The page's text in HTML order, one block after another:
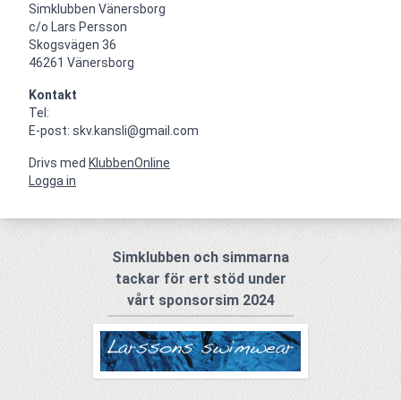
Simklubben Vänersborg
c/o Lars Persson
Skogsvägen 36
46261 Vänersborg
Kontakt
Tel:
E-post: skv.kansli@gmail.com
Drivs med KlubbenOnline
Logga in
Simklubben och simmarna
tackar för ert stöd under
vårt sponsorsim 2024